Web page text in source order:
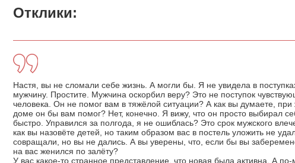
Отклики:
Настя, вы не сломали себе жизнь. А могли бы. Я не увидела в
мужчину. Простите. Мужчина оскорбил веру? Это не поступок
человека. Он не помог вам в тяжёлой ситуации? А как вы думаете,
доме он бы вам помог? Нет, конечно. Я вижу, что он просто выбирал
быстро. Управился за полгода, я не ошиблась? Это срок мужского
как вы назовёте детей, но таким образом вас в постель уложить не
совращали, но вы не дались. А вы уверены, что, если бы вы
на вас женился по залёту?
У вас какое-то странное представление, что новая была активна. А